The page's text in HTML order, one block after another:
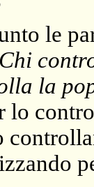
le
Chi
la